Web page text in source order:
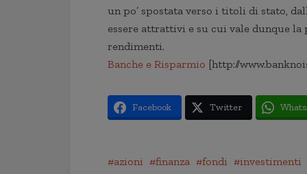
un po’ spostata verso i titoli di stato,
essere attrattivi e su cui vale dunque
rendimenti.
Banche e Risparmio [http://
Facebook Twitter
azioni finanza fondi investimenti